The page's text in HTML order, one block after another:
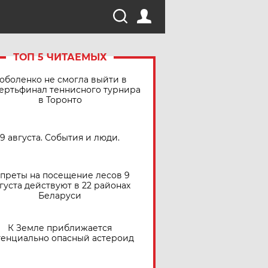
ТОП 5 ЧИТАЕМЫХ
не смогла выйти в
теннисного турнира
в Торонто
9 августа. События и люди.
на посещение лесов 9
действуют в 22 районах
Беларуси
К Земле приближается
опасный астероид